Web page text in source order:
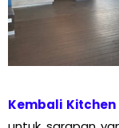
Kembali Kitchen